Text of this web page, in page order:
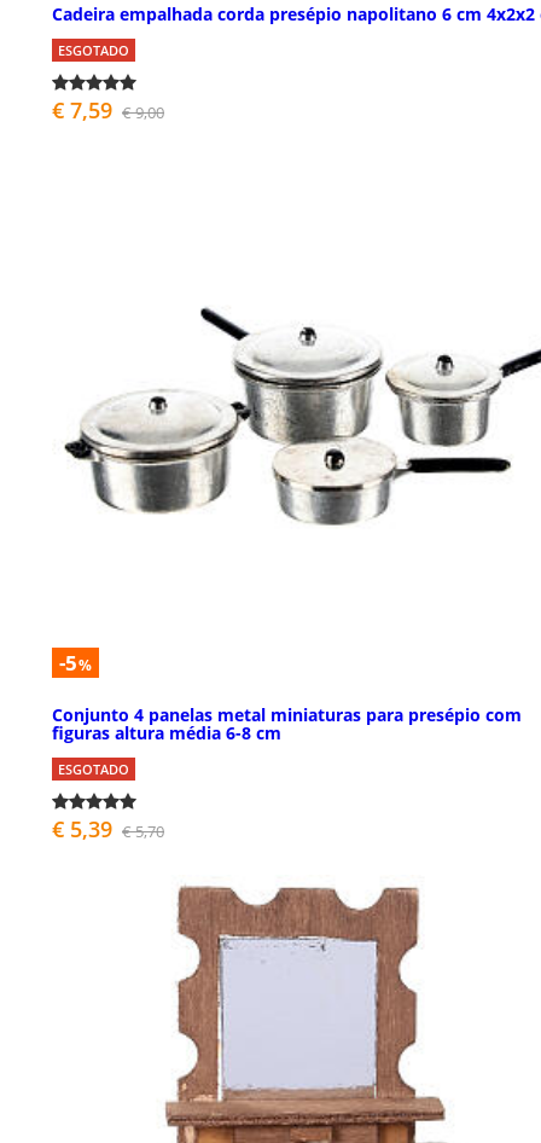
Cadeira empalhada corda presépio napolitano 6 cm 4x2x2
ESGOTADO
€ 7,59 € 9,00
-5%
Conjunto 4 panelas metal miniaturas para presépio com
figuras altura média 6-8 cm
ESGOTADO
€ 5,39 € 5,70